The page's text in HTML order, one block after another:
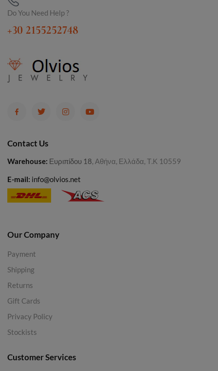
Do You Need Help ?
+30 2155252748
Contact Us
Warehouse: Ευριπίδου 18, Αθήνα, Ελλάδα, Τ.Κ 10559
E-mail: info@olvios.net
Our Company
Payment
Shipping
Returns
Gift Cards
Privacy Policy
Stockists
Customer Services